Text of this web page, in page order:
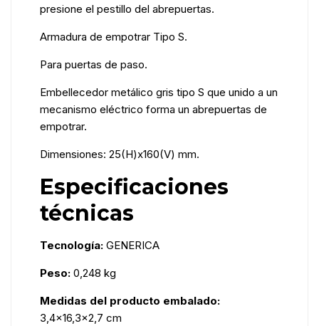
presione el pestillo del abrepuertas.
Armadura de empotrar Tipo S.
Para puertas de paso.
Embellecedor metálico gris tipo S que unido a un
mecanismo eléctrico forma un abrepuertas de
empotrar.
Dimensiones: 25(H)x160(V) mm.
Especificaciones
técnicas
Tecnología: GENERICA
Peso: 0,248 kg
Medidas del producto embalado:
3,4x16,3x2,7 cm